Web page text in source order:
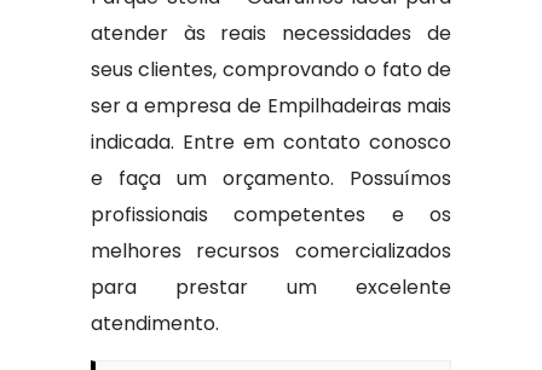
atender às reais necessidades de
seus clientes, comprovando o fato de
ser a empresa de Empilhadeiras mais
indicada. Entre em contato conosco
e faça um orçamento. Possuímos
profissionais competentes e os
melhores recursos comercializados
para prestar um excelente
atendimento.